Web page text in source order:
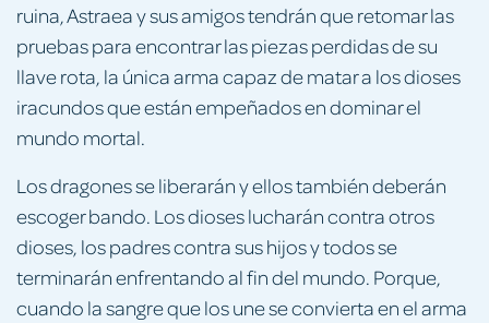
ruina, Astraea y sus amigos tendrán que retomar las
pruebas para encontrar las piezas perdidas de su
llave rota, la única arma capaz de matar a los dioses
iracundos que están empeñados en dominar el
mundo mortal.
Los dragones se liberarán y ellos también deberán
escoger bando. Los dioses lucharán contra otros
dioses, los padres contra sus hijos y todos se
terminarán enfrentando al fin del mundo. Porque,
cuando la sangre que los une se convierta en el arma